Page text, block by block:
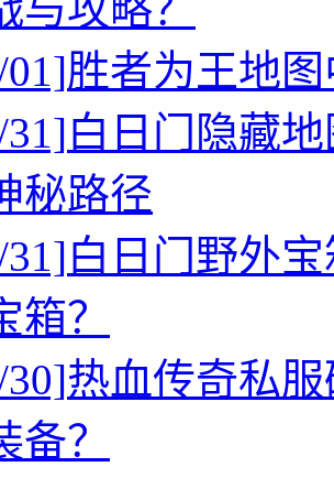
与攻略？
胜者为王地
白日门隐藏
秘路径
白日门野外
箱？
热血传奇私
备？